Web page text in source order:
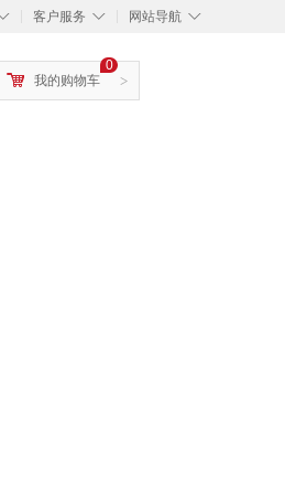
◇
客户服务 ◇
网站导航
>
0
我的购物车